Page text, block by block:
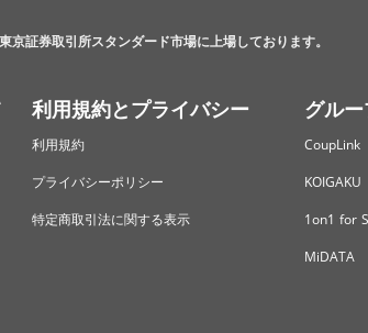
京証券取引所スタンダード市場に上場しております。
利用規約とプライバシー
利用規約
プライバシーポリシー
特定商取引法に関する表示
グル
CoupLink
KOIGAKU
1on1 for
MiDATA